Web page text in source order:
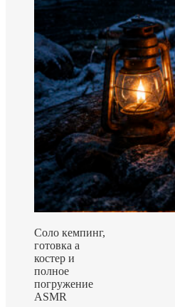
Соло кемпинг,
готовка а
костер и
полное
погружение
ASMR